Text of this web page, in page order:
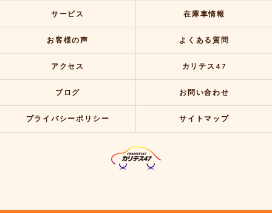
サービス 在庫車情報
お客様の声 よくある質問
アクセス カリテス47
ブログ お問い合わせ
プライバシーポリシー サイトマップ